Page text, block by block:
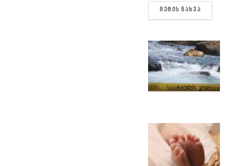
ᲛᲔᲢᲘᲡ ᲜᲐᲮᲕᲐ